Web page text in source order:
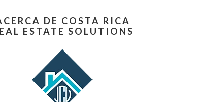
DE COSTA RICA
ESTATE SOLUTIONS